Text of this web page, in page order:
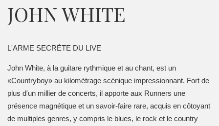
JOHN WHITE
L'ARME SECRÈTE DU LIVE
John White, à la guitare rythmique et au chant, est un
«Countryboy» au kilométrage scénique impressionnant. Fort de
plus d'un millier de concerts, il apporte aux Runners une
présence magnétique et un savoir-faire rare, acquis en côtoyant
de multiples genres, y compris le blues, le rock et le country